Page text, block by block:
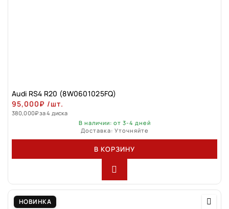
Audi RS4 R20 (8W0601025FQ)
95,000₽ /шт.
380,000₽за 4 диска
В наличии: от 3-4 дней
Доставка: Уточняйте
В КОРЗИНУ
НОВИНКА